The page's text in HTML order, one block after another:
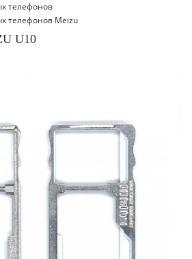
телефонов
телефонов Meizu
U10